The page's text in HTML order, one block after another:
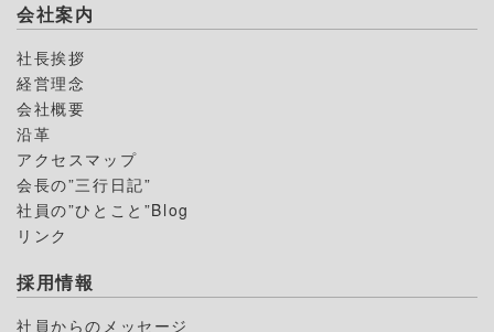
会社案内
社長挨拶
経営理念
会社概要
沿革
アクセスマップ
会長の”三行日記”
社員の”ひとこと”Blog
リンク
採用情報
社員からのメッセージ